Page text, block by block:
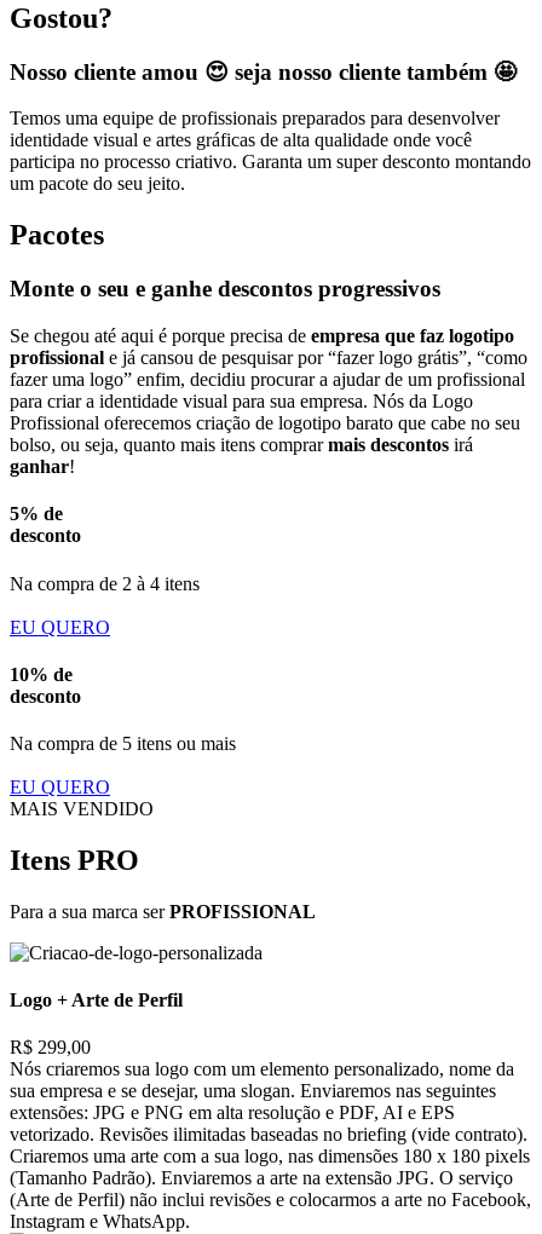
Gostou?
Nosso cliente amou 😍 seja nosso cliente também 🤩
Temos uma equipe de profissionais preparados para desenvolver
identidade visual e artes gráficas de alta qualidade onde você
participa no processo criativo. Garanta um super desconto montando
um pacote do seu jeito.
Pacotes
Monte o seu e ganhe descontos progressivos
Se chegou até aqui é porque precisa de empresa que faz logotipo
profissional e já cansou de pesquisar por “fazer logo grátis”, “como
fazer uma logo” enfim, decidiu procurar a ajudar de um profissional
para criar a identidade visual para sua empresa. Nós da Logo
Profissional oferecemos criação de logotipo barato que cabe no seu
bolso, ou seja, quanto mais itens comprarmais descontos irá
ganhar!
5% de
desconto
Na compra de 2 à 4 itens
EU QUERO
10% de
desconto
Na compra de 5 itens ou mais
EU QUERO
MAIS VENDIDO
Itens PRO
Para a sua marca serPROFISSIONAL
Logo + Arte de Perfil
R$ 299,00
Nós criaremos sua logo com um elemento personalizado, nome da
sua empresa e se desejar, uma slogan. Enviaremos nas seguintes
extensões: JPG e PNG em alta resolução e PDF, AI e EPS
vetorizado. Revisões ilimitadas baseadas no briefing (vide contrato).
Criaremos uma arte com a sua logo, nas dimensões 180 x 180 pixels
(Tamanho Padrão). Enviaremos a arte na extensão JPG. O serviço
(Arte de Perfil) não inclui revisões e colocarmos a arte no Facebook,
Instagram e WhatsApp.